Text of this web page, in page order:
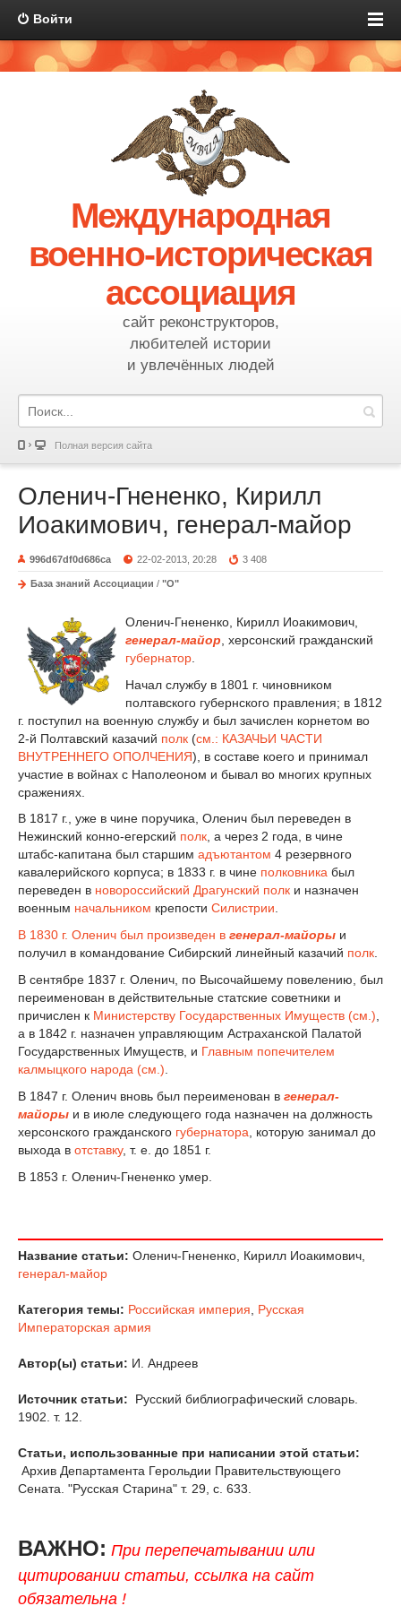
Войти
Международная
военно-историческая
ассоциация
сайт реконструкторов,
любителей истории
и увлечённых людей
Полная версия сайта
Оленич-Гнененко, Кирилл
Иоакимович, генерал-майор
996d67df0d686ca 22-02-2013, 20:28 3 408
База знаний Ассоциации / "О"
Оленич-Гнененко, Кирилл Иоакимович,
генерал-майор , херсонский гражданский
губернатор
Начал службу в 1801 г. чиновником
полтавского губернского правления; в 1812
г. поступил на военную службу и был зачислен корнетом во
2-й Полтавский казачий полк (см.: КАЗАЧЬИ ЧАСТИ
ВНУТРЕННЕГО ОПОЛЧЕНИЯ), в составе коего и принимал
участие в войнах с Наполеоном и бывал во многих крупных
сражениях.
В 1817 г., уже в чине поручика, Оленич был переведен в
Нежинский конно-егерский полк, а через 2 года, в чине
штабс-капитана был старшим адъютантом 4 резервного
кавалерийского корпуса; в 1833 г. в чине полковника был
переведен в новороссийский Драгунский полк и назначен
военным начальником крепости Силистрии.
В 1830 г. Оленич был произведен в генерал-майоры и
получил в командование Сибирский линейный казачий полк
В сентябре 1837 г. Оленич, по Высочайшему повелению, был
переименован в действительные статские советники и
причислен к Министерству Государственных Имуществ (см.)
а в 1842 г. назначен управляющим Астраханской Палатой
Государственных Имуществ, и Главным попечителем
калмыцкого народа (см.)
В 1847 г. Оленич вновь был переименован в генерал-
майоры и в июле следующего года назначен на должность
херсонского гражданского губернатора , которую занимал до
выхода в отставку, т. е. до 1851 г.
В 1853 г. Оленич-Гнененко умер.
Название статьи: Оленич-Гнененко, Кирилл Иоакимович,
генерал-майор
Категория темы: Российская империя
Русская
Императорская армия
Автор(ы) статьи: И. Андреев
Источник статьи:
Русский библиографический словарь.
1902. т. 12.
Статьи, использованные при написании этой статьи:
Архив Департамента Герольдии Правительствующего
Сената. "Русская Старина" т. 29, с. 633.
ВАЖНО: При перепечатывании или
цитировании статьи, ссылка на сайт
обязательна !